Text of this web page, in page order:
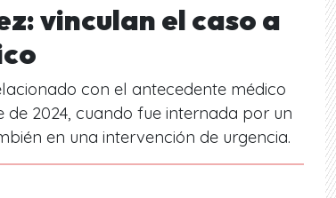
vinculan el caso a
con el antecedente médico
2024, cuando fue internada por un
en una intervención de urgencia.